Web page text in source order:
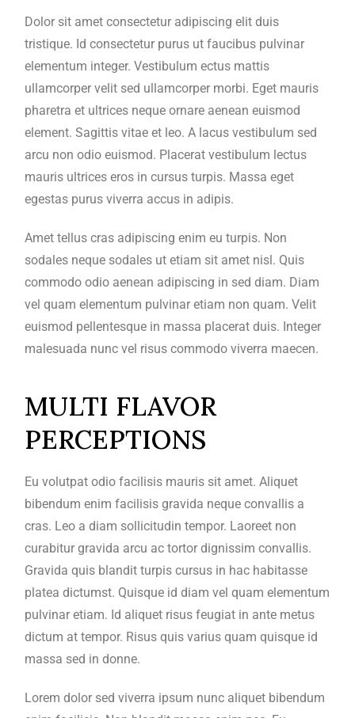
Dolor sit amet consectetur adipiscing elit duis
tristique. Id consectetur purus ut faucibus pulvinar
elementum integer. Vestibulum ectus mattis
ullamcorper velit sed ullamcorper morbi. Eget mauris
pharetra et ultrices neque ornare aenean euismod
element. Sagittis vitae et leo. A lacus vestibulum sed
arcu non odio euismod. Placerat vestibulum lectus
mauris ultrices eros in cursus turpis. Massa eget
egestas purus viverra accus in adipis.
Amet tellus cras adipiscing enim eu turpis. Non
sodales neque sodales ut etiam sit amet nisl. Quis
commodo odio aenean adipiscing in sed diam. Diam
vel quam elementum pulvinar etiam non quam. Velit
euismod pellentesque in massa placerat duis. Integer
malesuada nunc vel risus commodo viverra maecen.
MULTI FLAVOR
PERCEPTIONS
Eu volutpat odio facilisis mauris sit amet. Aliquet
bibendum enim facilisis gravida neque convallis a
cras. Leo a diam sollicitudin tempor. Laoreet non
curabitur gravida arcu ac tortor dignissim convallis.
Gravida quis blandit turpis cursus in hac habitasse
platea dictumst. Quisque id diam vel quam elementum
pulvinar etiam. Id aliquet risus feugiat in ante metus
dictum at tempor. Risus quis varius quam quisque id
massa sed in donne.
Lorem dolor sed viverra ipsum nunc aliquet bibendum